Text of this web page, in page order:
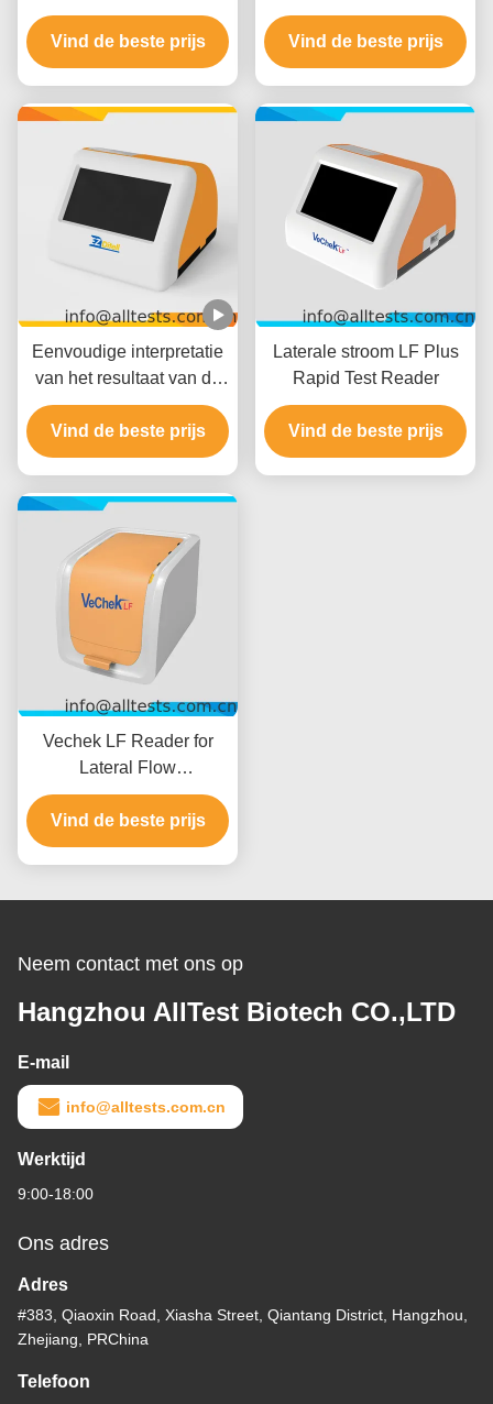
geheugen
Vind de beste prijs
testlezer Plus
Vind de beste prijs
Eenvoudige interpretatie
van het resultaat van de
multi-drug snelle test 1-
stap urine cup met
ingebouwde thermische
Vind de beste prijs
Laterale stroom LF Plus
Rapid Test Reader
Vind de beste prijs
Vechek LF Reader for
Lateral Flow
Immunoassay Tests
Vind de beste prijs
Neem contact met ons op
Hangzhou AllTest Biotech CO.,LTD
E-mail
info@alltests.com.cn
Werktijd
9:00-18:00
Ons adres
Adres
#383, Qiaoxin Road, Xiasha Street, Qiantang District, Hangzhou,
Zhejiang, PRChina
Telefoon